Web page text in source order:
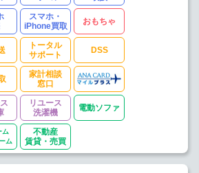
スマホ・
iPhone買取
おもちゃ
トータル
サポート
DSS
家計相談
窓口
リユース
洗濯機
電動ソファ
ム
ム
不動産
賃貸・売買